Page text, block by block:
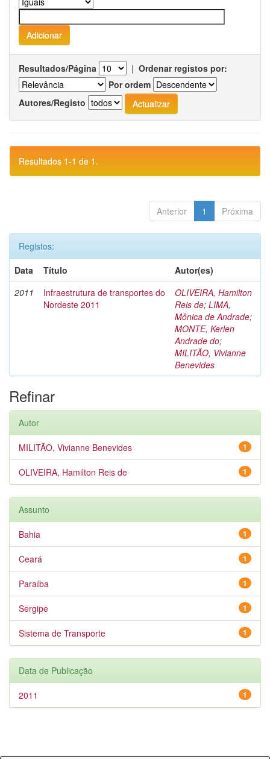
Resultados/Página | Ordenar registos por:
Por ordem
Autores/Registo
Resultados 1-1 de 1.
Anterior 1 Próxima
Registos:
Data
Título
Autor(es)
2011
Infraestrutura de transportes do
Nordeste 2011
OLIVEIRA, Hamilton
Reis de; LIMA,
Mônica de Andrade;
MONTE, Kerlen
Andrade do;
MILITÃO, Vivianne
Benevides
Refinar
Autor
1
MILITÃO, Vivianne Benevides
1
OLIVEIRA, Hamilton Reis de
Assunto
1
Bahia
1
Ceará
1
Paraíba
1
Sergipe
1
Sistema de Transporte
Data de Publicação
1
2011